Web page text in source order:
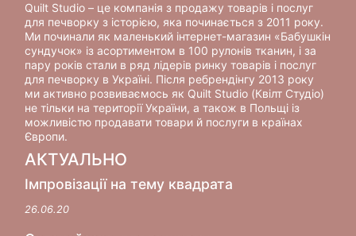
Quilt Studio – це компанія з продажу товарів і послуг
для печворку з історією, яка починається з 2011 року.
Ми починали як маленький інтернет-магазин «Бабушкін
сундучок» із асортиментом в 100 рулонів тканин, і за
пару років стали в ряд лідерів ринку товарів і послуг
для печворку в Україні. Після ребрендінгу 2013 року
ми активно розвиваємось як Quilt Studio (Квілт Студіо)
не тільки на території України, а також в Польщі із
можливістю продавати товари й послуги в країнах
Європи.
АКТУАЛЬНО
Імпровізації на тему квадрата
26.06.20